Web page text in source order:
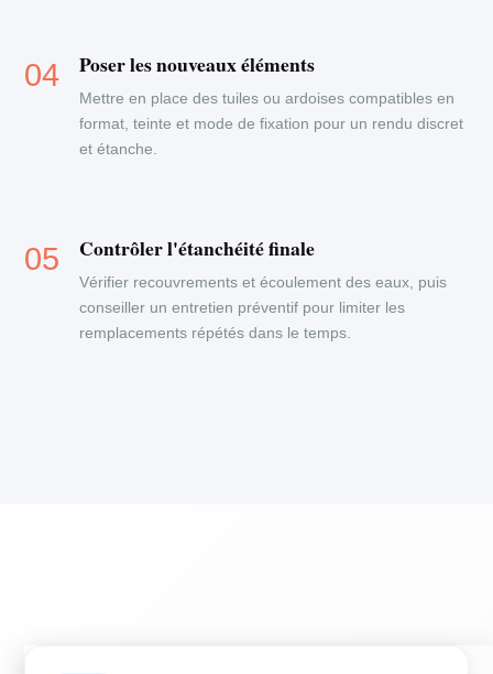
Poser les nouveaux éléments
Mettre en place des tuiles ou ardoises compatibles en
format, teinte et mode de fixation pour un rendu discret
et étanche.
Contrôler l'étanchéité finale
Vérifier recouvrements et écoulement des eaux, puis
conseiller un entretien préventif pour limiter les
remplacements répétés dans le temps.